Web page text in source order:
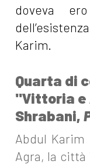
doveva
Karim.
Quarta di
"Vittoria e
Shrabani,
Abdul Karim
Agra, la città